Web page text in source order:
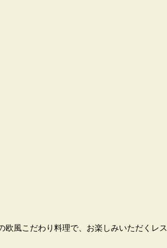
欧風こだわり料理で、お楽しみいただくレス